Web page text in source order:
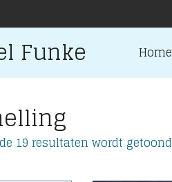
Funke Home
19 resultaten wordt getoond